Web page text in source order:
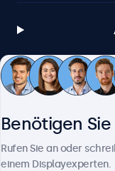
Benötigen
Rufen Sie an oder
einem Displayexperten.